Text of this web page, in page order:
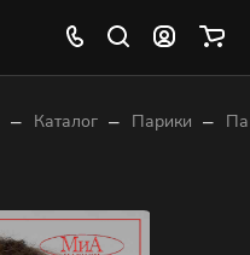
– Каталог – Парики –